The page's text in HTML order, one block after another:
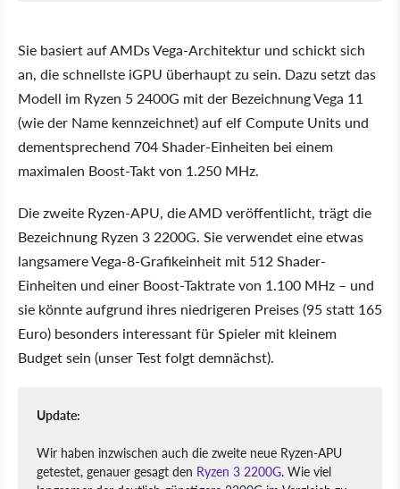
Sie basiert auf AMDs Vega-Architektur und schickt sich
an, die schnellste iGPU überhaupt zu sein. Dazu setzt das
Modell im Ryzen 5 2400G mit der Bezeichnung Vega 11
(wie der Name kennzeichnet) auf elf Compute Units und
dementsprechend 704 Shader-Einheiten bei einem
maximalen Boost-Takt von 1.250 MHz.
Die zweite Ryzen-APU, die AMD veröffentlicht, trägt die
Bezeichnung Ryzen 3 2200G. Sie verwendet eine etwas
langsamere Vega-8-Grafikeinheit mit 512 Shader-
Einheiten und einer Boost-Taktrate von 1.100 MHz – und
sie könnte aufgrund ihres niedrigeren Preises (95 statt 165
Euro) besonders interessant für Spieler mit kleinem
Budget sein (unser Test folgt demnächst).
Update:
Wir haben inzwischen auch die zweite neue Ryzen-APU
getestet, genauer gesagt den Ryzen 3 2200G. Wie viel